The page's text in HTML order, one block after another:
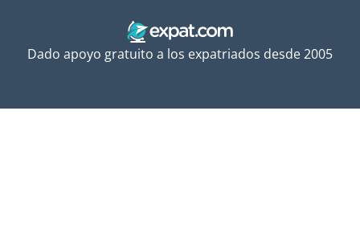
Dado apoyo gratuito a los expatriados desde 2005